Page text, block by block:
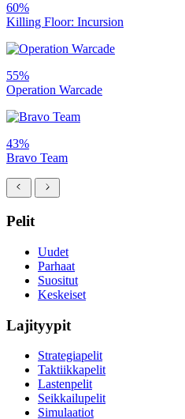
60%
Killing Floor: Incursion
55%
Operation Warcade
43%
Bravo Team
Pelit
Uudet
Parhaat
Suositut
Keskeiset
Lajityypit
Strategiapelit
Taktiikkapelit
Lastenpelit
Seikkailupelit
Simulaatiot